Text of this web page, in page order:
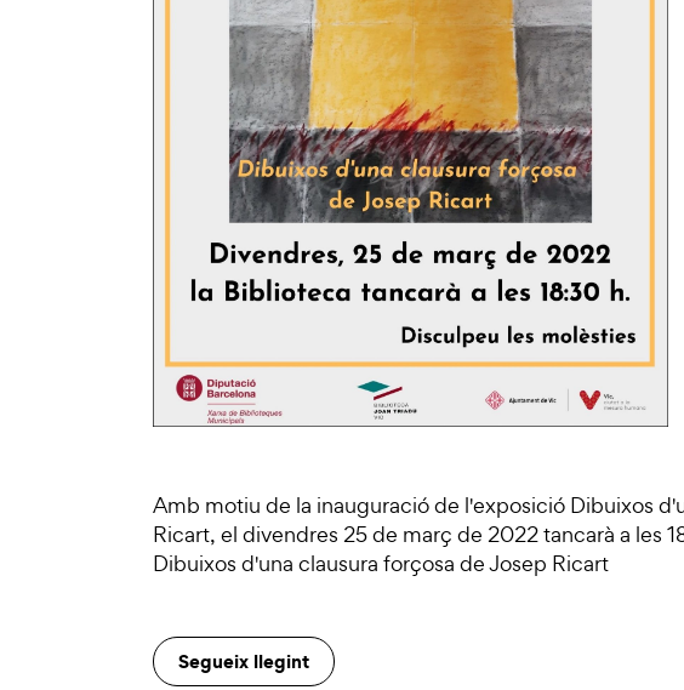
Amb motiu de la inauguració de l'exposició Dibuixos
Ricart, el divendres 25 de març de 2022 tancarà a les
Dibuixos d'una clausura forçosa de Josep Ricart
Segueix llegint